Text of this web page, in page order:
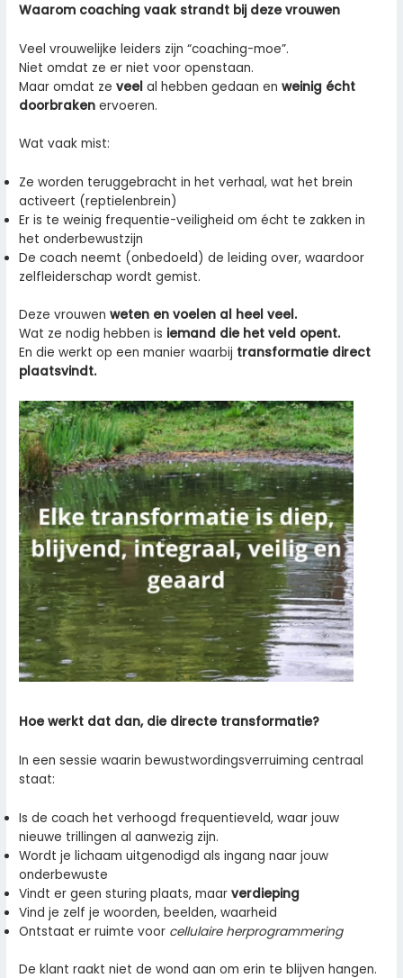
Waarom coaching vaak strandt bij deze vrouwen
Veel vrouwelijke leiders zijn “coaching-moe”.
Niet omdat ze er niet voor openstaan.
Maar omdat zeveel al hebben gedaan enweinig écht
doorbraken ervoeren.
Wat vaak mist:
Ze worden teruggebracht in het verhaal, wat het brein
activeert (reptielenbrein)
Er is te weinig frequentie-veiligheid om écht te zakken in
het onderbewustzijn
De coach neemt (onbedoeld) de leiding over, waardoor
zelfleiderschap wordt gemist.
Deze vrouwenweten en voelen al heel veel.
Wat ze nodig hebben is iemand die het veld opent.
En die werkt op een manier waarbij transformatie direct
plaatsvindt.
Hoe werkt dat dan, die directe transformatie?
In een sessie waarin bewustwordingsverruiming centraal
staat:
Is de coach het verhoogd frequentieveld, waar jouw
nieuwe trillingen al aanwezig zijn.
Wordt je lichaam uitgenodigd als ingang naar jouw
onderbewuste
Vindt er geen sturing plaats, maarverdieping
Vind je zelf je woorden, beelden, waarheid
Ontstaat er ruimte voor cellulaire herprogrammering
De klant raakt niet de wond aan om erin te blijven hangen.